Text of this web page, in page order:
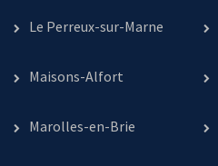
Le Perreux-sur-Marne
Maisons-Alfort
Marolles-en-Brie